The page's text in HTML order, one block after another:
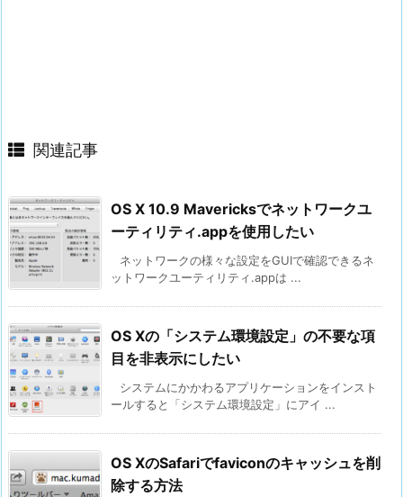
関連記事
OS X 10.9 Mavericksでネットワークユ
ーティリティ.appを使用したい
ネットワークの様々な設定をGUIで確認できるネ
ットワークユーティリティ.appは ...
OS Xの「システム環境設定」の不要な項
目を非表示にしたい
システムにかかわるアプリケーションをインスト
ールすると「システム環境設定」にアイ ...
OS XのSafariでfaviconのキャッシュを削
除する方法